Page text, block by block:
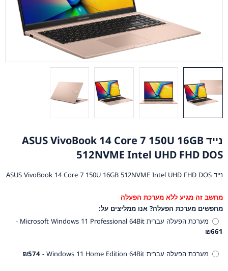
נייד ASUS VivoBook 14 Core 7 150U 16GB
512NVME Intel UHD FHD DOS
נייד ASUS VivoBook 14 Core 7 150U 16GB 512NVME Intel UHD FHD DOS
מחשב זה מגיע ללא מערכת הפעלה
מחפשים מערכת הפעלה? אנו ממליצים על:
מערכת הפעלה עברית Microsoft Windows 11 Professional 64Bit -
₪661
מערכת הפעלה עברית Windows 11 Home Edition 64Bit - ₪574